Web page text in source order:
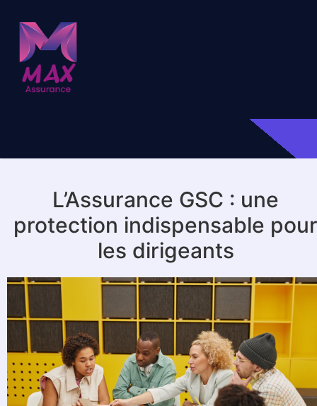
L’Assurance GSC : une
protection indispensable pour
les dirigeants